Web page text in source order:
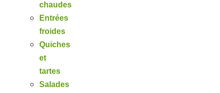
chaudes
Entrées
froides
Quiches
et
tartes
Salades